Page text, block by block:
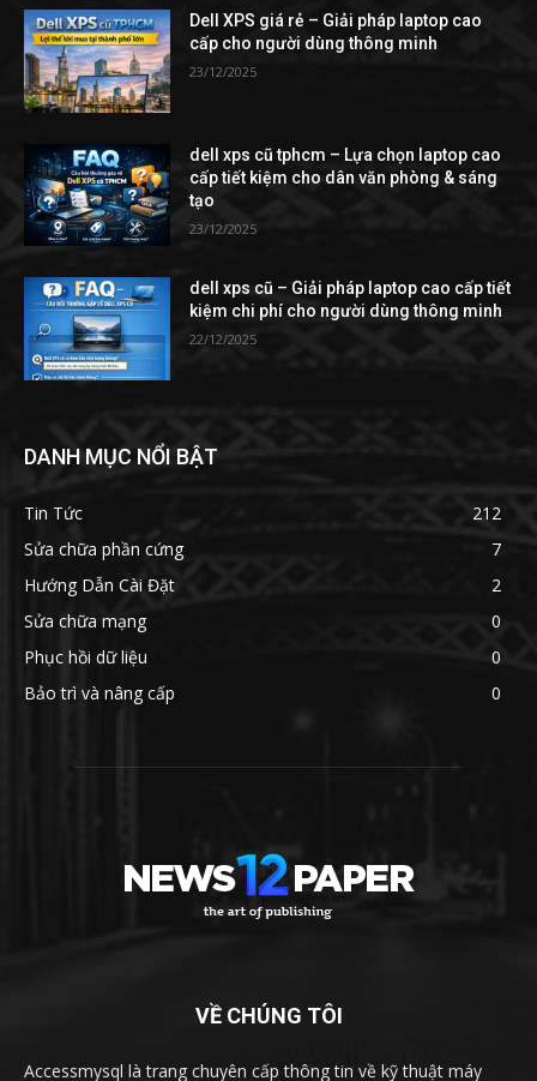
Dell XPS giá rẻ – Giải pháp laptop cao
cấp cho người dùng thông minh
23/12/2025
dell xps cũ tphcm – Lựa chọn laptop cao
cấp tiết kiệm cho dân văn phòng & sáng
tạo
23/12/2025
dell xps cũ – Giải pháp laptop cao cấp tiết
kiệm chi phí cho người dùng thông minh
22/12/2025
DANH MỤC NỔI BẬT
Tin Tức
212
Sửa chữa phần cứng
7
Hướng Dẫn Cài Đặt
2
Sửa chữa mạng
0
Phục hồi dữ liệu
0
Bảo trì và nâng cấp
0
VỀ CHÚNG TÔI
Accessmysql là trang chuyên cấp thông tin về kỹ thuật máy